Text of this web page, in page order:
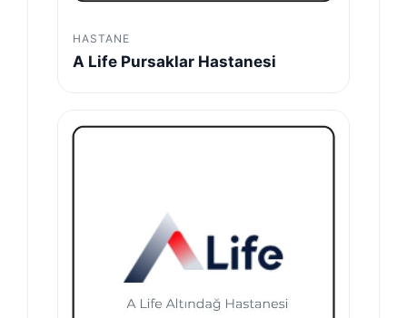
HASTANE
A Life Pursaklar Hastanesi